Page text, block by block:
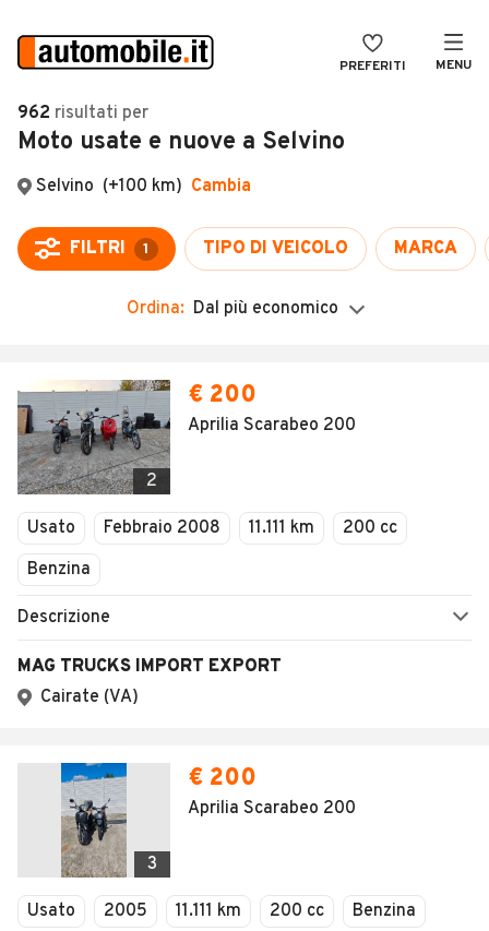
PREFERITI MENU
Auto
Auto usate
Auto Km 0
Auto Nuove
Noleggio a lungo termine
Moto
Camper
Veicoli Commerciali
Concessionari
VENDI
MAGAZINE
ACCEDI
962 risultati per
Moto usate e nuove a Selvino
Ordina: Dal più economico
2
€ 200
Aprilia Scarabeo 200
Usato Febbraio 2008 11.111 km
200 cc
Benzina
Descrizione
MAG TRUCKS IMPORT EXPORT
Cairate (VA)
3
€ 200
Aprilia Scarabeo 200
Usato 2005 11.111 km 200 cc Benzina